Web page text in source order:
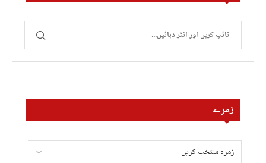
زمرے